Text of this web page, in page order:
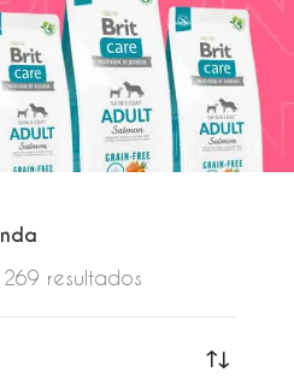
resultados